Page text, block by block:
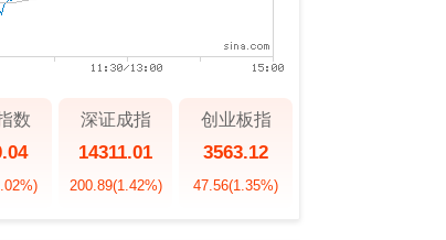
数 深证成指
14311.01
200.89(1.42%)
创业板指
3563.12
47.56(1.35%)